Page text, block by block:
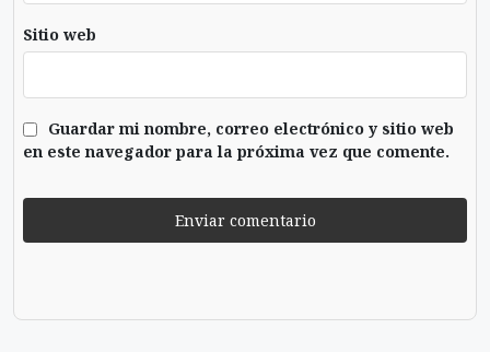
Sitio web
Guardar mi nombre, correo electrónico y sitio web
en este navegador para la próxima vez que comente.